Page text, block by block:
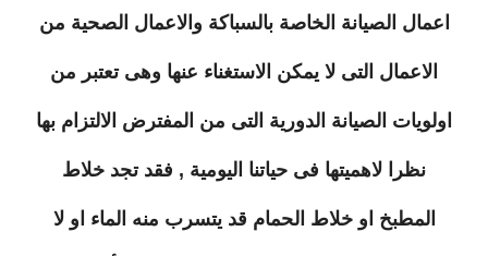
اعمال الصيانة الخاصة بالسباكة والاعمال الصحية من
الاعمال التى لا يمكن الاستغناء عنها وهى تعتبر من
اولويات الصيانة الدورية التى من المفترض الالتزام بها
نظرا لاهميتها فى حياتنا اليومية , فقد تجد خلاط
المطبخ او خلاط الحمام قد يتسرب منه الماء او لا